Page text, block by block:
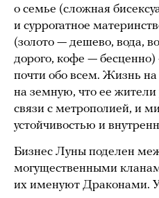
о семье (сложная
и суррогатное
(золото — дешево, вода,
дорого, кофе — бесценно)
почти обо всем. Жизнь
на земную, что ее жители
связи с метрополией, и
устойчивостью и
Бизнес Луны поделен
могущественными
их именуют Драконами.